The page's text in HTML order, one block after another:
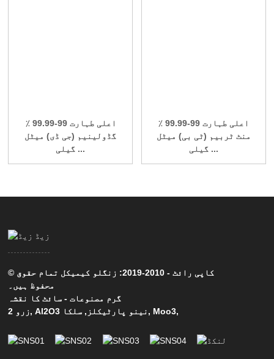
اعلی طہارت 99-99.99 ٪
گڈولینیم (جی ڈی) میٹل
گیلی ...
اعلی طہارت 99-99.99 ٪
منٹ ٹربیم (ٹی بی) میٹل
گیلی ...
© کاپی رائٹ - 2010-2019: زنگلو کیمیکل تمام حقوق
محفوظ ہیں۔
گرم مصنوعات- سائٹ کا نقشہ
زرو 2, Al2O3 نینو پارٹیکلز , سلکا , Moo3,